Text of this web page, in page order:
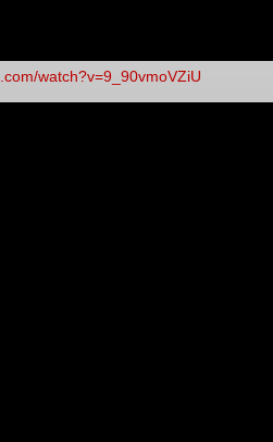
watch?v=9_90vmoVZiU